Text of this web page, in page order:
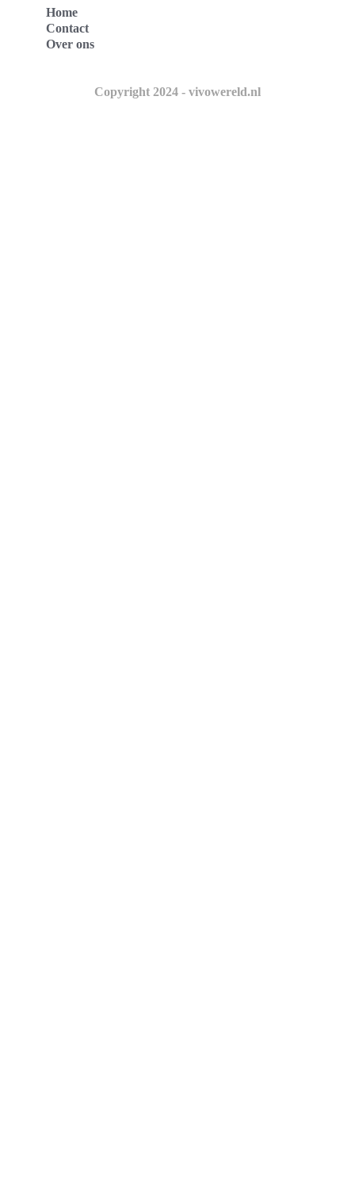
Home
Contact
Over ons
Copyright 2024 - vivowereld.nl